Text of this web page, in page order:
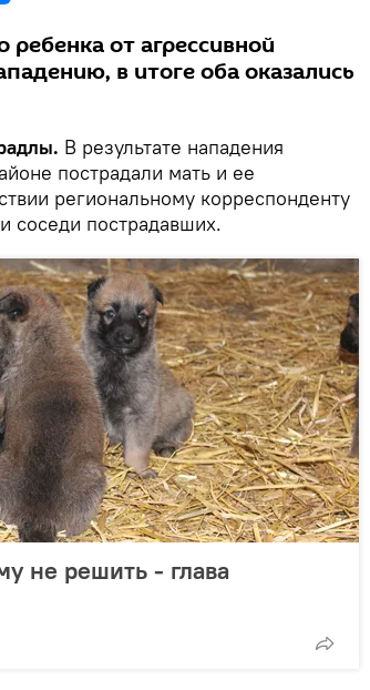
ребенка от агрессивной
в итоге оба оказались
В результате нападения
пострадали мать и ее
региональному корреспонденту
соседи пострадавших.
не решить - глава